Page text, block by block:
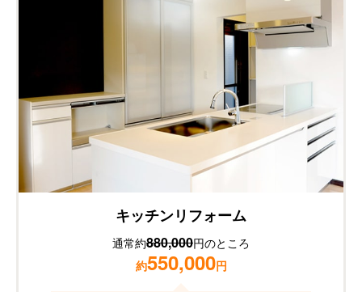
キッチンリフォーム
通常約880,000円のところ
約550,000円